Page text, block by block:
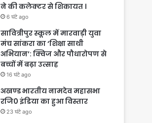
ने की कलेक्टर से शिकायत ।
6 घंटे ago
सावित्रीपुर स्कूल में मारवाड़ी युवा
मंच सांकरा का ‘शिक्षा साथी
अभियान’: क्विज और पौधारोपण से
बच्चों में बढ़ा उत्साह
16 घंटे ago
अखण्ड भारतीय नामदेव महासभा
रजि0 इंडिया का हुआ विस्तार
23 घंटे ago